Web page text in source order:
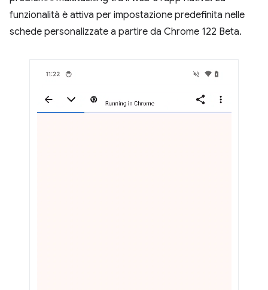
funzionalità è attiva per impostazione predefinita nelle
schede personalizzate a partire da Chrome 122 Beta.